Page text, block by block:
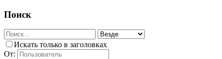
Поиск
Искать только в заголовках
От: